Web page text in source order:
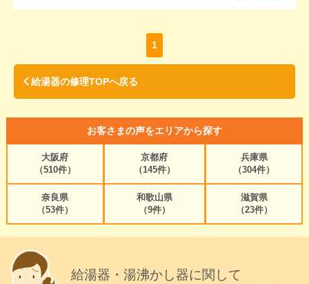
1
給湯器の修理TOPへ戻る
お客さまの声をエリアから探す
大阪府
（510件）
京都府
（145件）
兵庫県
（304件）
奈良県
（53件）
和歌山県
（9件）
滋賀県
（23件）
給湯器・湯沸かし器に関して